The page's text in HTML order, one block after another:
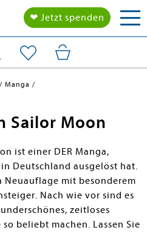
❤ Jetzt spenden
Manga
Sailor Moon
ist einer DER Manga,
Deutschland ausgelöst hat.
Neuauflage mit besonderem
Nach wie vor sind es
zeitloses
beliebt machen. Lassen Sie